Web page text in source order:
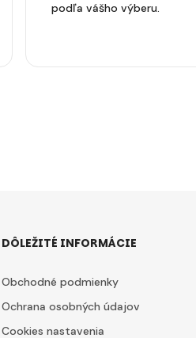
podľa vášho výberu.
DÔLEŽITÉ INFORMÁCIE
Obchodné podmienky
Ochrana osobných údajov
Cookies nastavenia